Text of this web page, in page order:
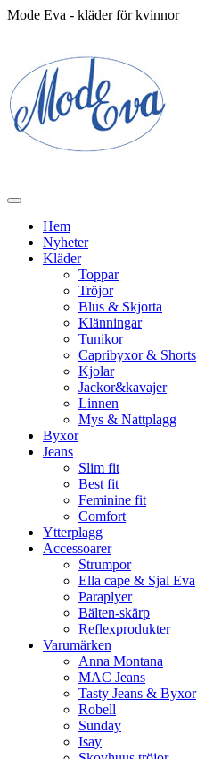
Mode Eva - kläder för kvinnor
Hem
Nyheter
Kläder
Toppar
Tröjor
Blus & Skjorta
Klänningar
Tunikor
Capribyxor & Shorts
Kjolar
Jackor&kavajer
Linnen
Mys & Nattplagg
Byxor
Jeans
Slim fit
Best fit
Feminine fit
Comfort
Ytterplagg
Accessoarer
Strumpor
Ella cape & Sjal Eva
Paraplyer
Bälten-skärp
Reflexprodukter
Varumärken
Anna Montana
MAC Jeans
Tasty Jeans & Byxor
Robell
Sunday
Isay